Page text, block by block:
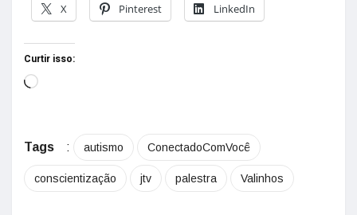
X Pinterest LinkedIn
Curtir isso:
Tags : autismo ConectadoComVocê
conscientização jtv palestra Valinhos